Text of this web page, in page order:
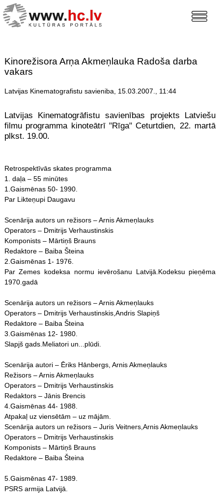
Kinorežisora Arņa Akmeņlauka Radoša darba
vakars
Latvijas Kinematografistu savieniba, 15.03.2007., 11:44
Latvijas Kinematogrāfistu savienības projekts Latviešu
filmu programma kinoteātrī "Rīga" Ceturtdien, 22. martā
plkst. 19.00.
Retrospektīvās skates programma
1. daļa – 55 minūtes
1.Gaismēnas 50- 1990.
Par Likteņupi Daugavu
Scenārija autors un režisors – Arnis Akmeņlauks
Operators – Dmitrijs Verhaustinskis
Komponists – Mārtiņš Brauns
Redaktore – Baiba Šteina
2.Gaismēnas 1- 1976.
Par Zemes kodeksa normu ievērošanu Latvijā.Kodeksu pieņēma
1970.gadā
Scenārija autors un režisors – Arnis Akmeņlauks
Operators – Dmitrijs Verhaustinskis,Andris Slapiņš
Redaktore – Baiba Šteina
3.Gaismēnas 12- 1980.
Slapjš gads.Meliatori un...plūdi.
Scenārija autori – Ēriks Hānbergs, Arnis Akmeņlauks
Režisors – Arnis Akmeņlauks
Operators – Dmitrijs Verhaustinskis
Redaktors – Jānis Brencis
4.Gaismēnas 44- 1988.
Atpakaļ uz viensētām – uz mājām.
Scenārija autors un režisors – Juris Veitners,Arnis Akmeņlauks
Operators – Dmitrijs Verhaustinskis
Komponists – Mārtiņš Brauns
Redaktore – Baiba Šteina
5.Gaismēnas 47- 1989.
PSRS armija Latvijā.